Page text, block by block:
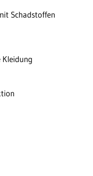
Schadstoffen
Kleidung